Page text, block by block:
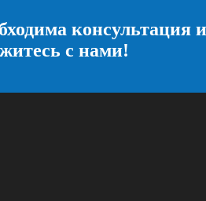
консультация
с нами!